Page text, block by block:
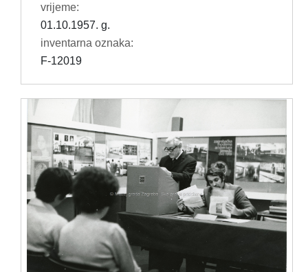
vrijeme:
01.10.1957. g.
inventarna oznaka:
F-12019